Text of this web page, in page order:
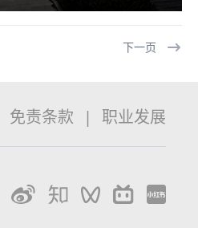
下一页
免责条款 | 职业发展